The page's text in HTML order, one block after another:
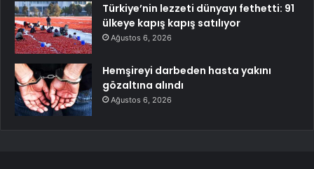
Türkiye’nin lezzeti dünyayı fethetti: 91
ülkeye kapış kapış satılıyor
Ağustos 6, 2026
Hemşireyi darbeden hasta yakını
gözaltına alındı
Ağustos 6, 2026